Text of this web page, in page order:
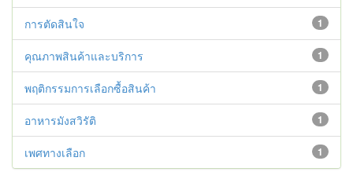
1
การตัดสินใจ
1
คุณภาพสินค้าและบริการ
1
พฤติกรรมการเลือกซื้อสินค้า
1
อาหารมังสวิรัติ
1
เพศทางเลือก